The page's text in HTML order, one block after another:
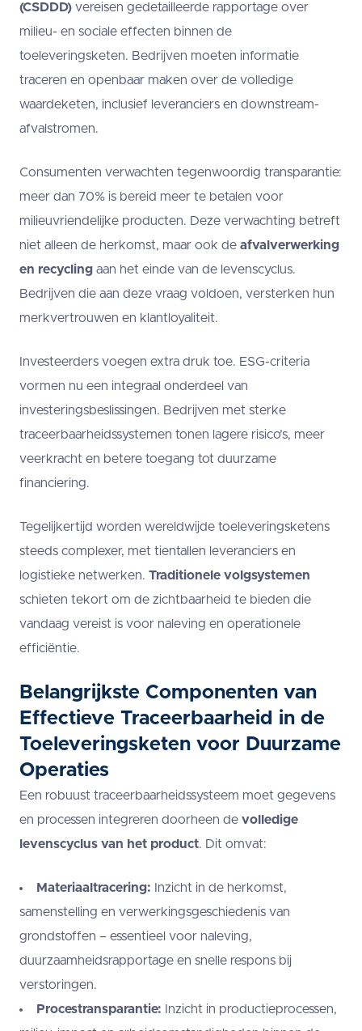
(CSDDD) vereisen gedetailleerde rapportage over
milieu- en sociale effecten binnen de
toeleveringsketen. Bedrijven moeten informatie
traceren en openbaar maken over de volledige
waardeketen, inclusief leveranciers en downstream-
afvalstromen.
Consumenten verwachten tegenwoordig transparantie:
meer dan 70% is bereid meer te betalen voor
milieuvriendelijke producten. Deze verwachting betreft
niet alleen de herkomst, maar ook de afvalverwerking
en recycling aan het einde van de levenscyclus.
Bedrijven die aan deze vraag voldoen, versterken hun
merkvertrouwen en klantloyaliteit.
Investeerders voegen extra druk toe. ESG-criteria
vormen nu een integraal onderdeel van
investeringsbeslissingen. Bedrijven met sterke
traceerbaarheidssystemen tonen lagere risico’s, meer
veerkracht en betere toegang tot duurzame
financiering.
Tegelijkertijd worden wereldwijde toeleveringsketens
steeds complexer, met tientallen leveranciers en
logistieke netwerken. Traditionele volgsystemen
schieten tekort om de zichtbaarheid te bieden die
vandaag vereist is voor naleving en operationele
efficiëntie.
Belangrijkste Componenten van
Effectieve Traceerbaarheid in de
Toeleveringsketen voor Duurzame
Operaties
Een robuust traceerbaarheidssysteem moet gegevens
en processen integreren doorheen de volledige
levenscyclus van het product. Dit omvat:
Materiaaltracering: Inzicht in de herkomst,
samenstelling en verwerkingsgeschiedenis van
grondstoffen – essentieel voor naleving,
duurzaamheidsrapportage en snelle respons bij
verstoringen.
Procestransparantie: Inzicht in productieprocessen,